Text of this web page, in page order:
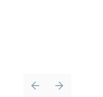
Previous slide
Next slide